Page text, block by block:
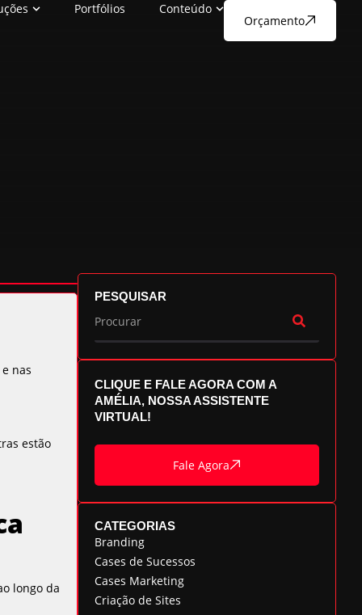
Portfólios Conteúdo
Orçamento
nas
estão
longo da
PESQUISAR
CLIQUE E FALE AGORA COM A
AMÉLIA, NOSSA ASSISTENTE
VIRTUAL!
Fale Agora
CATEGORIAS
Branding
Cases de Sucessos
Cases Marketing
Criação de Sites